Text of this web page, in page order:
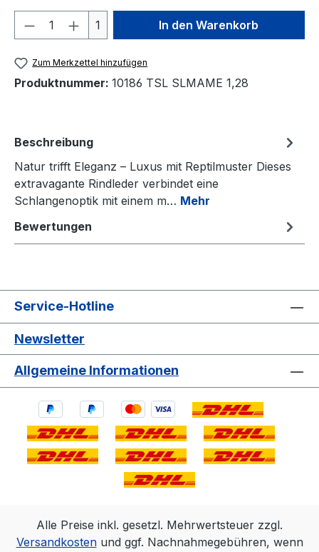
Produkt Anzahl: Gib den
1 In den Warenkorb
Zum Merkzettel hinzufügen
Produktnummer: 10186 TSL SLMAME 1,28
Beschreibung
Natur trifft Eleganz – Luxus mit Reptilmuster Dieses
extravagante Rindleder verbindet eine
Schlangenoptik mit einem m… Mehr
Bewertungen
Service-Hotline
Newsletter
Allgemeine Informationen
Alle Preise inkl. gesetzl. Mehrwertsteuer zzgl.
Versandkostenund ggf. Nachnahmegebühren, wenn